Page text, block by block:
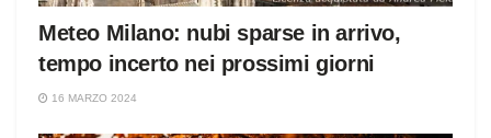
Meteo Milano: nubi sparse in arrivo,
tempo incerto nei prossimi giorni
16 MARZO 2024